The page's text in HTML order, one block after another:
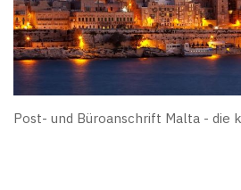
Post- und Büroanschrift Malta - die